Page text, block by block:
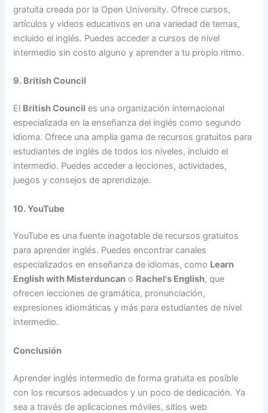
gratuita creada por la Open University. Ofrece cursos,
artículos y videos educativos en una variedad de temas,
incluido el inglés. Puedes acceder a cursos de nivel
intermedio sin costo alguno y aprender a tu propio ritmo.
9. British Council
El British Council es una organización internacional
especializada en la enseñanza del inglés como segundo
idioma. Ofrece una amplia gama de recursos gratuitos para
estudiantes de inglés de todos los niveles, incluido el
intermedio. Puedes acceder a lecciones, actividades,
juegos y consejos de aprendizaje.
10. YouTube
YouTube es una fuente inagotable de recursos gratuitos
para aprender inglés. Puedes encontrar canales
especializados en enseñanza de idiomas, como Learn
English with Misterduncan o Rachel's English, que
ofrecen lecciones de gramática, pronunciación,
expresiones idiomáticas y más para estudiantes de nivel
intermedio.
Conclusión
Aprender inglés intermedio de forma gratuita es posible
con los recursos adecuados y un poco de dedicación. Ya
sea a través de aplicaciones móviles, sitios web